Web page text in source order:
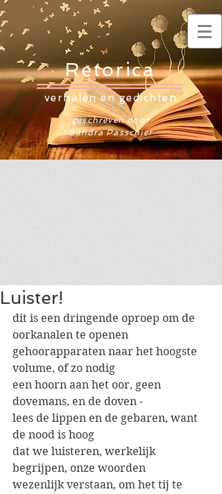
Retorica
verhalen en gedichten
geschreven door
Sandra Passchier
Luister!
dit is een dringende oproep om de
oorkanalen te openen
gehoorapparaten naar het hoogste
volume, of zo nodig
een hoorn aan het oor, geen
dovemans, en de doven -
lees de lippen en de gebaren, want
de nood is hoog
dat we luisteren, werkelijk
begrijpen, onze woorden
wezenlijk verstaan, om het tij te